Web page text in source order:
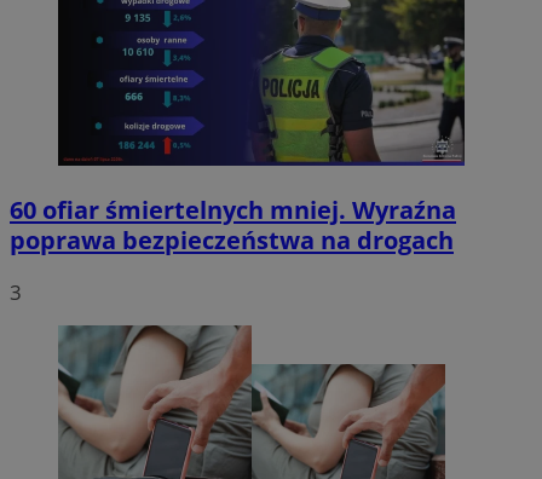
60 ofiar śmiertelnych mniej. Wyraźna
poprawa bezpieczeństwa na drogach
3